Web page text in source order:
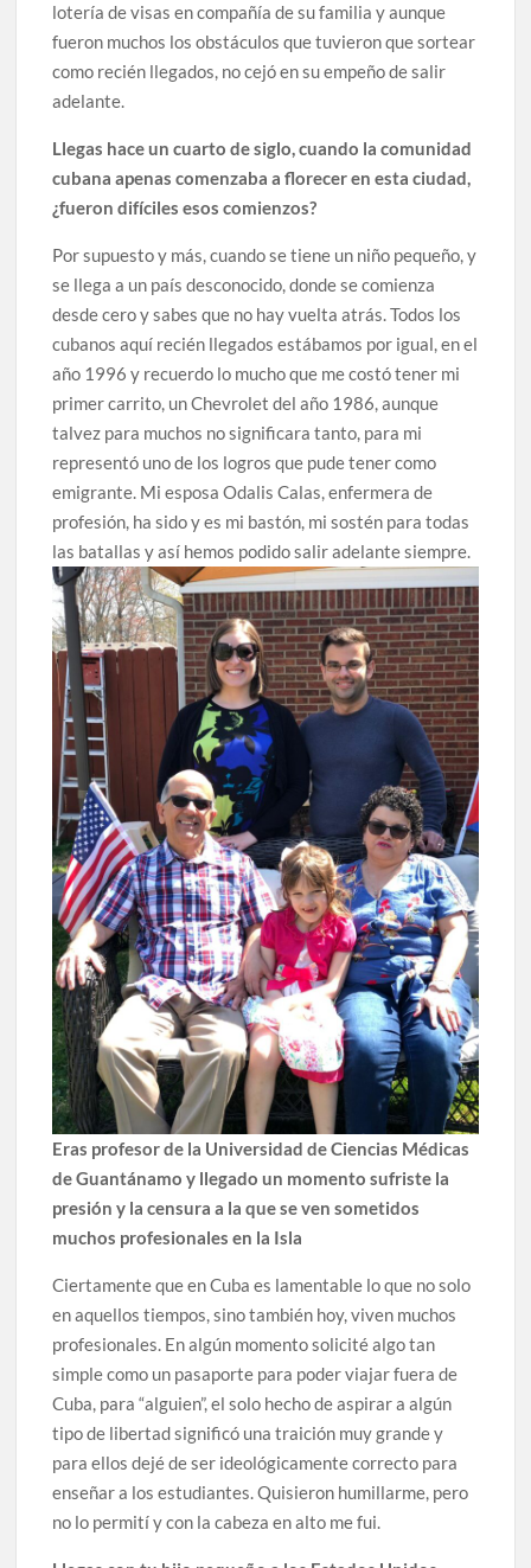
lotería de visas en compañía de su familia y aunque
fueron muchos los obstáculos que tuvieron que sortear
como recién llegados, no cejó en su empeño de salir
adelante.
Llegas hace un cuarto de siglo, cuando la comunidad
cubana apenas comenzaba a florecer en esta ciudad,
¿fueron difíciles esos comienzos?
Por supuesto y más, cuando se tiene un niño pequeño, y
se llega a un país desconocido, donde se comienza
desde cero y sabes que no hay vuelta atrás. Todos los
cubanos aquí recién llegados estábamos por igual, en el
año 1996 y recuerdo lo mucho que me costó tener mi
primer carrito, un Chevrolet del año 1986, aunque
talvez para muchos no significara tanto, para mi
representó uno de los logros que pude tener como
emigrante. Mi esposa Odalis Calas, enfermera de
profesión, ha sido y es mi bastón, mi sostén para todas
las batallas y así hemos podido salir adelante siempre.
Eras profesor de la Universidad de Ciencias Médicas
de Guantánamo y llegado un momento sufriste la
presión y la censura a la que se ven sometidos
muchos profesionales en la Isla
Ciertamente que en Cuba es lamentable lo que no solo
en aquellos tiempos, sino también hoy, viven muchos
profesionales. En algún momento solicité algo tan
simple como un pasaporte para poder viajar fuera de
Cuba, para “alguien”, el solo hecho de aspirar a algún
tipo de libertad significó una traición muy grande y
para ellos dejé de ser ideológicamente correcto para
enseñar a los estudiantes. Quisieron humillarme, pero
no lo permití y con la cabeza en alto me fui.